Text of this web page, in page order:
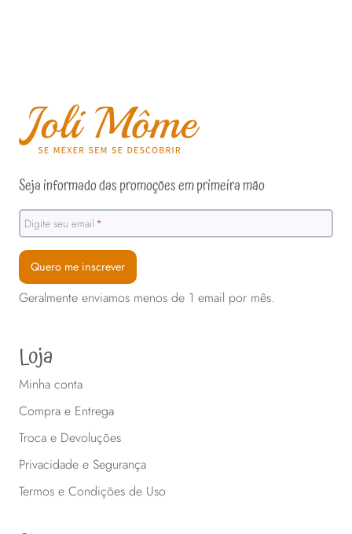
Seja informado das promoções em primeira mão
Digite seu email *
Quero me inscrever
Geralmente enviamos menos de 1 email por mês.
Loja
Minha conta
Compra e Entrega
Troca e Devoluções
Privacidade e Segurança
Termos e Condições de Uso